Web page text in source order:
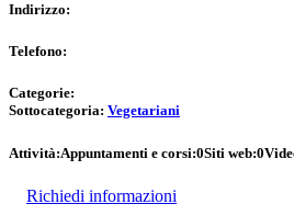
Indirizzo:
Telefono:
Categorie:
Sottocategoria: Vegetariani
Attività:Appuntamenti e corsi:0Siti web:0
Richiedi informazioni